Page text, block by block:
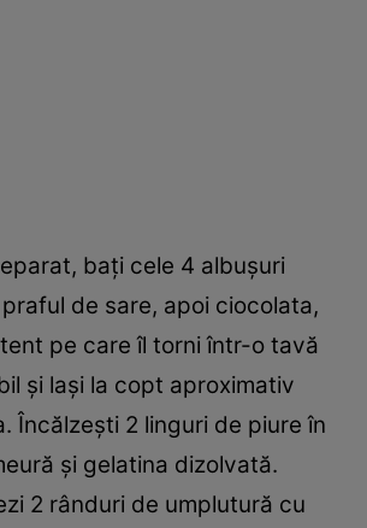
baţi cele 4 albuşuri
de sare, apoi ciocolata,
pe care îl torni într-o tavă
şi laşi la copt aproximativ
Încălzeşti 2 linguri de piure în
şi gelatina dizolvată.
2 rânduri de umplutură cu